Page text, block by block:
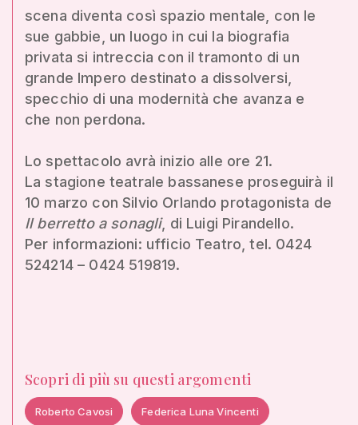
scena diventa così spazio mentale, con le
sue gabbie, un luogo in cui la biografia
privata si intreccia con il tramonto di un
grande Impero destinato a dissolversi,
specchio di una modernità che avanza e
che non perdona.
Lo spettacolo avrà inizio alle ore 21.
La stagione teatrale bassanese proseguirà il
10 marzo con Silvio Orlando protagonista de
Il berretto a sonagli, di Luigi Pirandello.
Per informazioni: ufficio Teatro, tel. 0424
524214 – 0424 519819.
Scopri di più su questi argomenti
Roberto Cavosi Federica Luna Vincenti